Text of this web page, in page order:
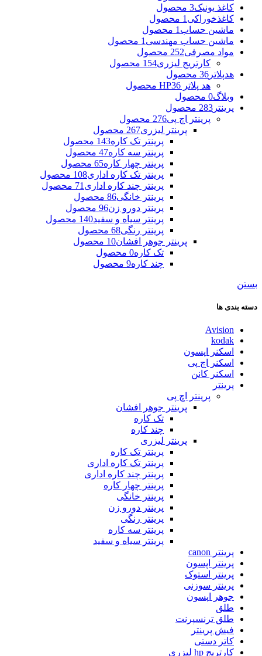
کاغذ یونیک3 محصول
کاغذخوراکی 1 محصول
ماشین حساب 1 محصول
ماشین حساب مهندسی 1 محصول
مواد مصرفی252 محصول
کارتریج لیزری154 محصول
هدپلاتر 36 محصول
هد پلاتر HP 36 محصول
وبلاگ0 محصول
پرینتر 283 محصول
پرینتر اچ پی276 محصول
پرینتر لیزری267 محصول
پرینتر تک کاره143 محصول
پرینتر سه کاره47 محصول
پرینتر چهار کاره65 محصول
پرینتر تک کاره اداری108 محصول
پرینتر چند کاره اداری 71 محصول
پرینتر خانگی86 محصول
پرینتر دورو زن96 محصول
پرینتر سیاه و سفید140 محصول
پرینتر رنگی68 محصول
پرینتر جوهر افشان10 محصول
تک کاره0 محصول
چند کاره9 محصول
بستن
دسته بندی ها
Avision
kodak
اسکنر اپسون
اسکنر اچ پی
اسکنر کانن
پرینتر
پرینتر اچ پی
پرینتر جوهر افشان
تک کاره
چند کاره
پرینتر لیزری
پرینتر تک کاره
پرینتر تک کاره اداری
پرینتر چند کاره اداری
پرینتر چهار کاره
پرینتر خانگی
پرینتر دورو زن
پرینتر رنگی
پرینتر سه کاره
پرینتر سیاه و سفید
پرینتر canon
پرینتر اپسون
پرینتر استوک
پرینتر سوزنی
جوهر اپسون
طلق
طلق ترنسپرنت
فیش پرینتر
کاتر دستی
کارتریج hp لیزری